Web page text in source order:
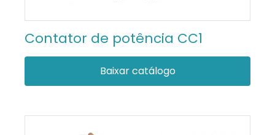
Contator de potência CC1
Baixar catálogo